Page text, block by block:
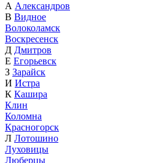
А Александров
В Видное
Волоколамск
Воскресенск
Д Дмитров
Е Егорьевск
З Зарайск
И Истра
К Кашира
Клин
Коломна
Красногорск
Л Лотошино
Луховицы
Люберцы